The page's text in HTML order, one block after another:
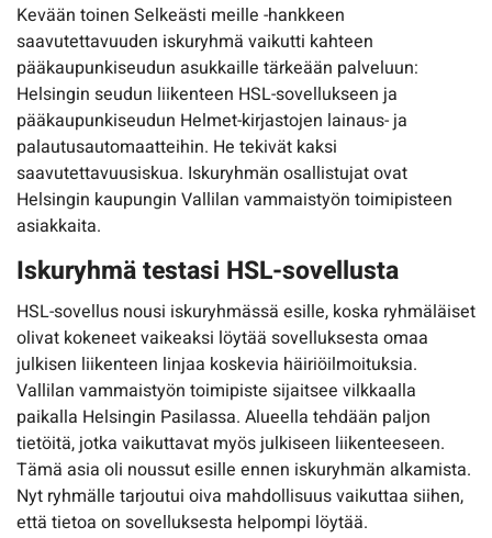
Kevään toinen Selkeästi meille -hankkeen
saavutettavuuden iskuryhmä vaikutti kahteen
pääkaupunkiseudun asukkaille tärkeään palveluun:
Helsingin seudun liikenteen HSL-sovellukseen ja
pääkaupunkiseudun Helmet-kirjastojen lainaus- ja
palautusautomaatteihin. He tekivät kaksi
saavutettavuusiskua. Iskuryhmän osallistujat ovat
Helsingin kaupungin Vallilan vammaistyön toimipisteen
asiakkaita.
Iskuryhmä testasi HSL-sovellusta
HSL-sovellus nousi iskuryhmässä esille, koska ryhmäläiset
olivat kokeneet vaikeaksi löytää sovelluksesta omaa
julkisen liikenteen linjaa koskevia häiriöilmoituksia.
Vallilan vammaistyön toimipiste sijaitsee vilkkaalla
paikalla Helsingin Pasilassa. Alueella tehdään paljon
tietöitä, jotka vaikuttavat myös julkiseen liikenteeseen.
Tämä asia oli noussut esille ennen iskuryhmän alkamista.
Nyt ryhmälle tarjoutui oiva mahdollisuus vaikuttaa siihen,
että tietoa on sovelluksesta helpompi löytää.